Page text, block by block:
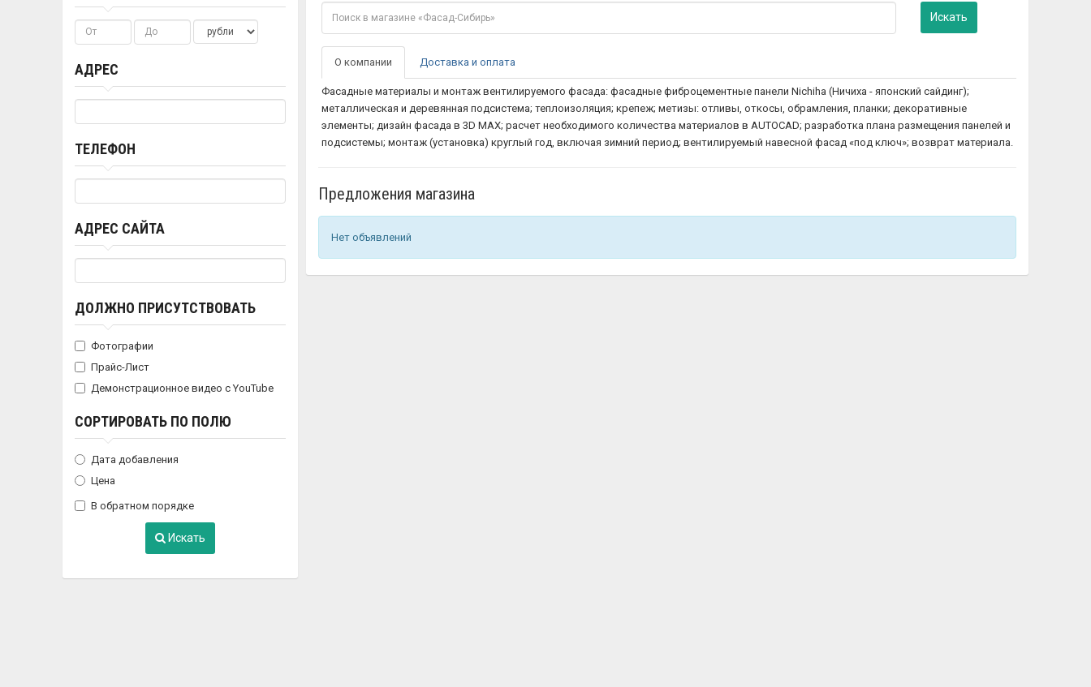
АДРЕС
ТЕЛЕФОН
АДРЕС САЙТА
ДОЛЖНО ПРИСУТСТВОВАТЬ
Фотографии
Прайс-Лист
Демонстрационное видео с YouTube
СОРТИРОВАТЬ ПО ПОЛЮ
Дата добавления
Цена
В обратном порядке
Искать
Искать
О компании Доставка и оплата
Фасадные материалы и монтаж вентилируемого фасада: фасадные фиброцементные панели Nichiha (Ничиха - японский сайдинг);
металлическая и деревянная подсистема; теплоизоляция; крепеж; метизы: отливы, откосы, обрамления, планки; декоративные
элементы; дизайн фасада в 3D MAX; расчет необходимого количества материалов в AUTOCAD; разработка плана размещения панелей и
подсистемы; монтаж (установка) круглый год, включая зимний период; вентилируемый навесной фасад «под ключ»; возврат материала.
Предложения магазина
Нет объявлений